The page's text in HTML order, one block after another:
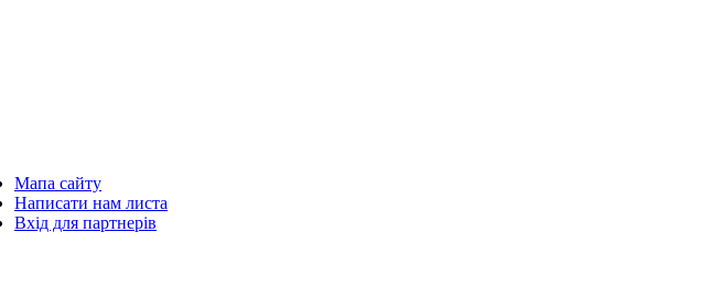
Мапа сайту
Написати нам листа
Вхід для партнерів